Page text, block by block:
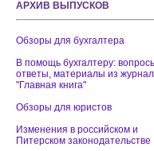
АРХИВ ВЫПУСКОВ
Обзоры для бухгалтера
В помощь бухгалтеру:
ответы, материалы из
"Главная книга"
Обзоры для юристов
Изменения в российском и
Питерском законодательстве